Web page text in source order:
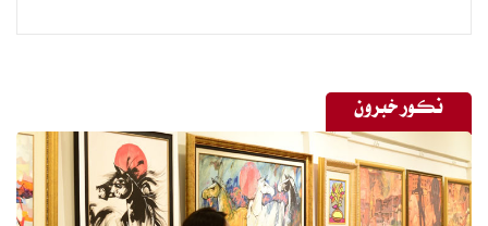
نڪور خبرون